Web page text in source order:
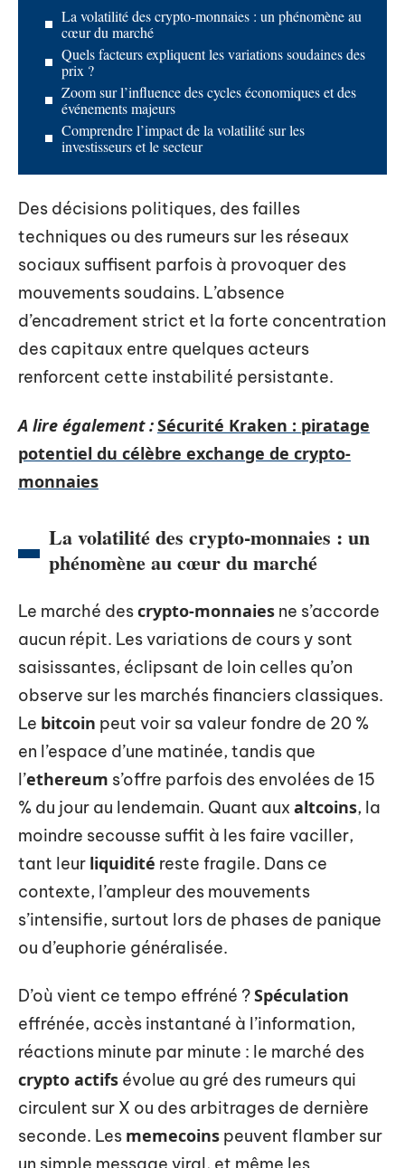
La volatilité des crypto-monnaies : un phénomène au
cœur du marché
Quels facteurs expliquent les variations soudaines des
prix ?
Zoom sur l’influence des cycles économiques et des
événements majeurs
Comprendre l’impact de la volatilité sur les
investisseurs et le secteur
Des décisions politiques, des failles
techniques ou des rumeurs sur les réseaux
sociaux suffisent parfois à provoquer des
mouvements soudains. L’absence
d’encadrement strict et la forte concentration
des capitaux entre quelques acteurs
renforcent cette instabilité persistante.
A lire également :Sécurité Kraken : piratage
potentiel du célèbre exchange de crypto-
monnaies
La volatilité des crypto-monnaies : un
phénomène au cœur du marché
Le marché descrypto-monnaies ne s’accorde
aucun répit. Les variations de cours y sont
saisissantes, éclipsant de loin celles qu’on
observe sur les marchés financiers classiques.
Le bitcoin peut voir sa valeur fondre de 20 %
en l’espace d’une matinée, tandis que
l’ethereum s’offre parfois des envolées de 15
% du jour au lendemain. Quant aux altcoins, la
moindre secousse suffit à les faire vaciller,
tant leur liquidité reste fragile. Dans ce
contexte, l’ampleur des mouvements
s’intensifie, surtout lors de phases de panique
ou d’euphorie généralisée.
D’où vient ce tempo effréné ?Spéculation
effrénée, accès instantané à l’information,
réactions minute par minute : le marché des
crypto actifs évolue au gré des rumeurs qui
circulent sur X ou des arbitrages de dernière
seconde. Les memecoins peuvent flamber sur